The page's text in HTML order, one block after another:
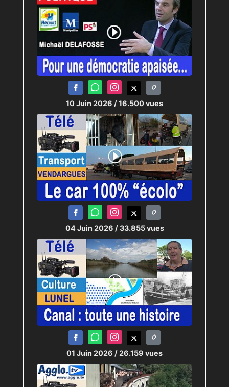
10 Juin 2026 / 16.500 vues
04 Juin 2026 / 33.855 vues
01 Juin 2026 / 26.159 vues